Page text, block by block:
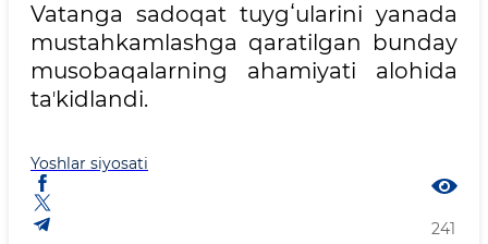
Vatanga sadoqat tuygʻularini yanada
mustahkamlashga qaratilgan bunday
musobaqalarning ahamiyati alohida
taʼkidlandi.
Yoshlar siyosati
241